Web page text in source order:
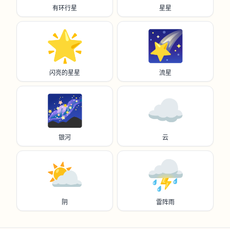
有环行星 星星
🌟
闪亮的星星
🌠
流星
🌌
银河
☁️
云
⛅️
阴
⛈️
雷阵雨